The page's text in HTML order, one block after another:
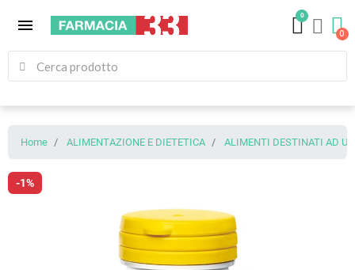
menu
0
Home ALIMENTAZIONE E DIETETICA ALIMENTI DESTINATI AD
-1%